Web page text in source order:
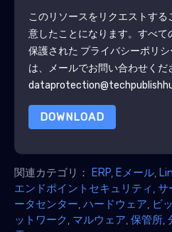
このリソースをリクエストする
意したことになります。すべて
保護された プライバシーポリシ
は、メールでお問い合わせくだ
DOWNLOAD
関連カテゴリ： ERP Eメール
エンドポイントセキュリティ サ
ータセンター ハードウェア ビ
ットワーク マルウェア 保管所